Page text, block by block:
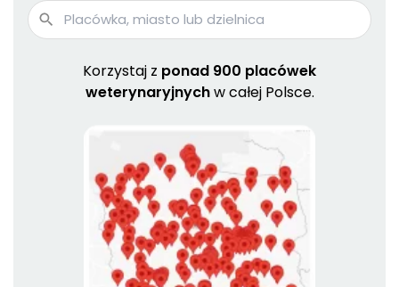
Korzystaj z ponad 900 placówek
weterynaryjnychw całej Polsce.